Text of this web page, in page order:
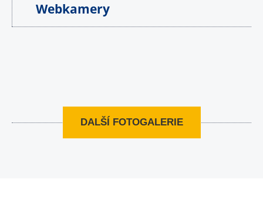
Webkamery
DALŠÍ FOTOGALERIE